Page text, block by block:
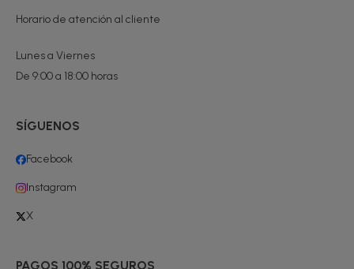
Horario de atención al cliente
Lunes a Viernes
De 9:00 a 18:00 horas
SÍGUENOS
Facebook
Instagram
X
PAGOS 100% SEGUROS